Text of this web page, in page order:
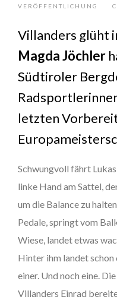
VERÖFFENTLICHUNG
Villanders glüht
Magda Jöchler
Südtiroler
letzten
Schwungvoll fährt
linke Hand am Sattel,
um die Balance zu
Pedale, springt vom
Wiese, landet etwas
Hinter ihm landet schon
einer. Und noch eine.
Villanders Einrad